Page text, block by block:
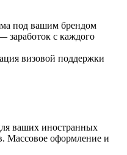
под вашим брендом
заработок с каждого
визовой поддержки
ваших иностранных
Массовое оформление и